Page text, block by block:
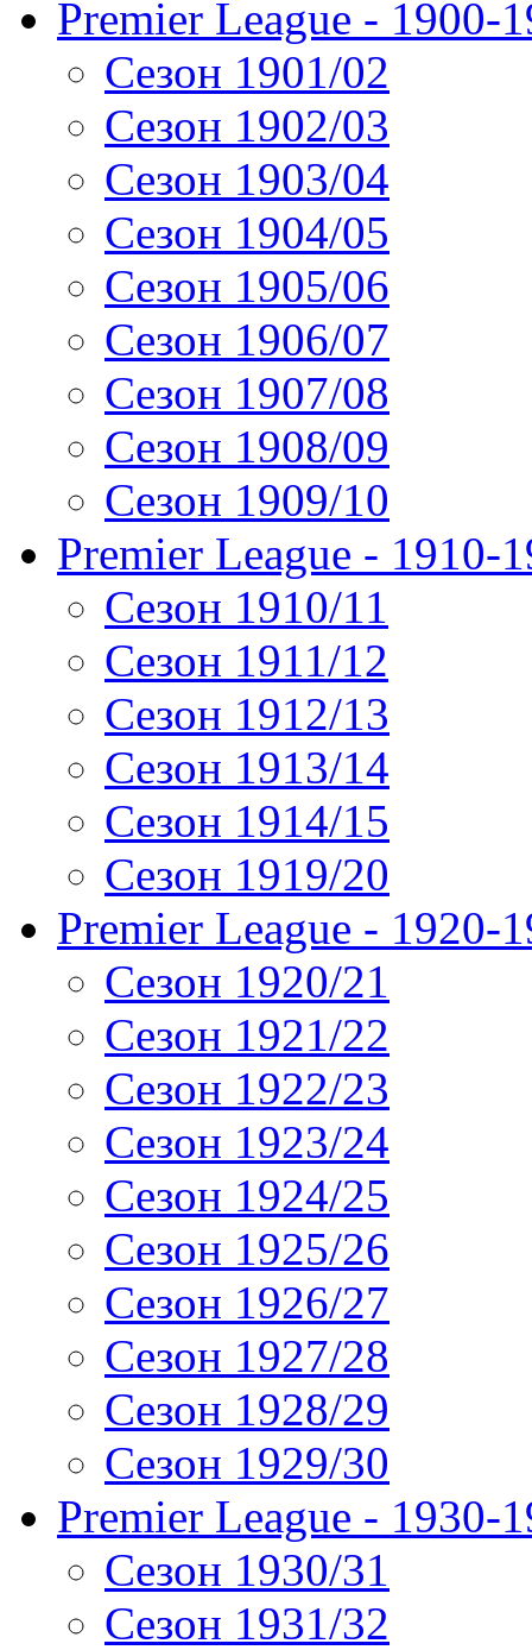
Premier League - 1900-
Сезон 1901/02
Сезон 1902/03
Сезон 1903/04
Сезон 1904/05
Сезон 1905/06
Сезон 1906/07
Сезон 1907/08
Сезон 1908/09
Сезон 1909/10
Premier League - 1910-
Сезон 1910/11
Сезон 1911/12
Сезон 1912/13
Сезон 1913/14
Сезон 1914/15
Сезон 1919/20
Premier League - 1920-
Сезон 1920/21
Сезон 1921/22
Сезон 1922/23
Сезон 1923/24
Сезон 1924/25
Сезон 1925/26
Сезон 1926/27
Сезон 1927/28
Сезон 1928/29
Сезон 1929/30
Premier League - 1930-
Сезон 1930/31
Сезон 1931/32